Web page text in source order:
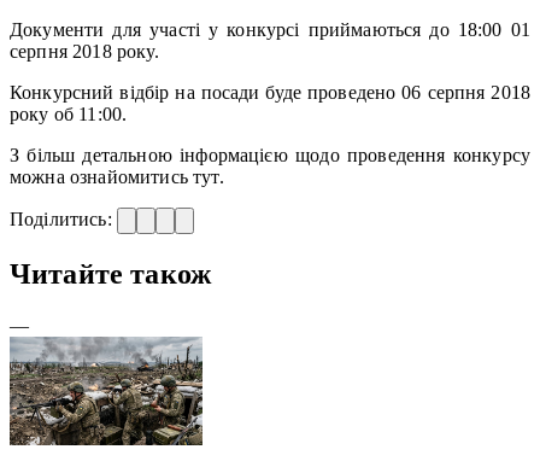
Документи для участі у конкурсі приймаються до 18:00 01
серпня 2018 року.
Конкурсний відбір на посади буде проведено 06 серпня 2018
року об 11:00.
З більш детальною інформацією щодо проведення конкурсу
можна ознайомитись тут.
Поділитись:
Читайте також
—